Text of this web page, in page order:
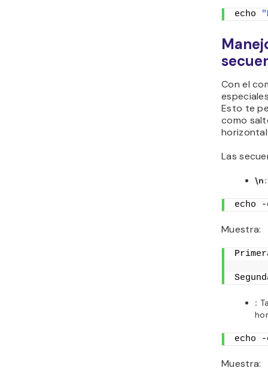
echo
Con el
Esto te
como
Las
\n:
echo
Muestra:
:
echo
Muestra: